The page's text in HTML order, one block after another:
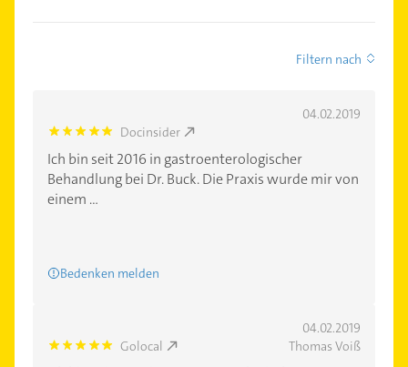
Filtern nach
04.02.2019
5.0 Docinsider
Ich bin seit 2016 in gastroenterologischer
Behandlung bei Dr. Buck. Die Praxis wurde mir von
einem ...
Bedenken melden
04.02.2019
5.0 Golocal Thomas Voiß